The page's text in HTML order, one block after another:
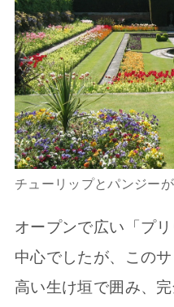
チューリップとパンジーが
オープンで広い「プ
中心でしたが、この
高い生け垣で囲み、